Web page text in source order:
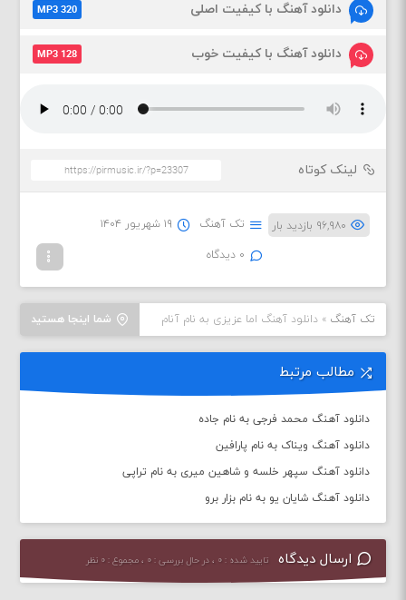
دانلود آهنگ با کیفیت اصلی MP3 320
دانلود آهنگ با کیفیت خوب MP3 128
لینک کوتاه
۹۶,۹۸۰ بازدید بار تک آهنگ ۱۹ شهریور ۱۴۰۴
۰ دیدگاه
شما اینجا هستید تک آهنگ »دانلود آهنگ اما عزیزی به نام آنام
مطالب مرتبط
دانلود آهنگ محمد فرجی به نام جاده
دانلود آهنگ ویناک به نام پارافین
دانلود آهنگ سپهر خلسه و شاهین میری به نام تراپی
دانلود آهنگ شایان یو به نام بزار برو
ارسال دیدگاه تایید شده : ۰ ، در حال بررسی : ۰ ، مجموع : ۰ نظر